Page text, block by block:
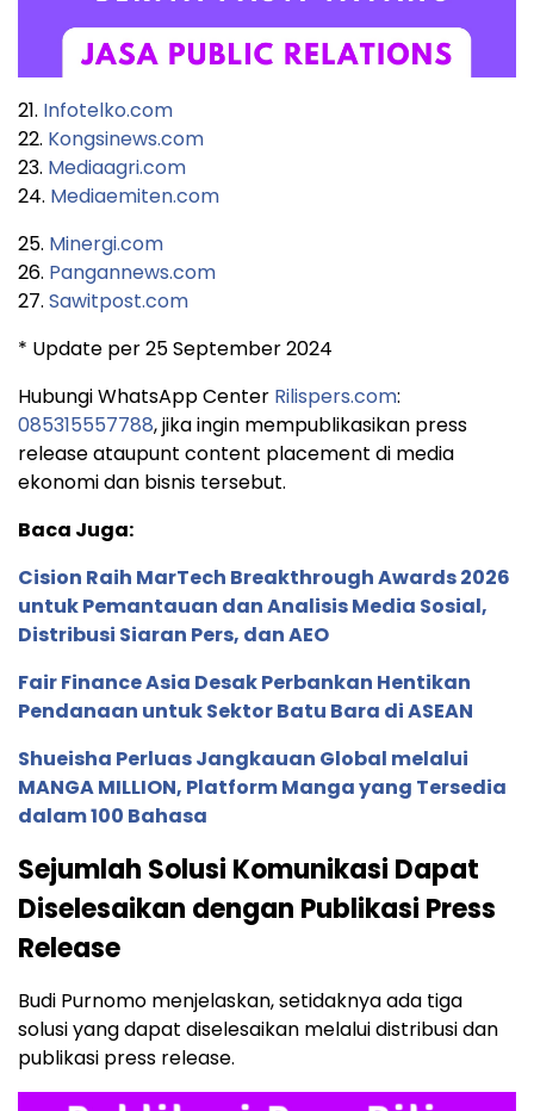
21. Infotelko.com
22. Kongsinews.com
23. Mediaagri.com
24. Mediaemiten.com
25. Minergi.com
26. Pangannews.com
27. Sawitpost.com
* Update per 25 September 2024
Hubungi WhatsApp Center Rilispers.com:
085315557788, jika ingin mempublikasikan press
release ataupunt content placement di media
ekonomi dan bisnis tersebut.
Baca Juga:
Cision Raih MarTech Breakthrough Awards 2026
untuk Pemantauan dan Analisis Media Sosial,
Distribusi Siaran Pers, dan AEO
Fair Finance Asia Desak Perbankan Hentikan
Pendanaan untuk Sektor Batu Bara di ASEAN
Shueisha Perluas Jangkauan Global melalui
MANGA MILLION, Platform Manga yang Tersedia
dalam 100 Bahasa
Sejumlah Solusi Komunikasi Dapat
Diselesaikan dengan Publikasi Press
Release
Budi Purnomo menjelaskan, setidaknya ada tiga
solusi yang dapat diselesaikan melalui distribusi dan
publikasi press release.